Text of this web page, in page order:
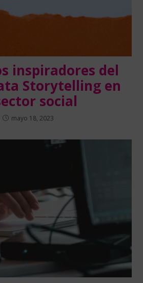
inspiradores del
Storytelling en
social
mayo 18, 2023